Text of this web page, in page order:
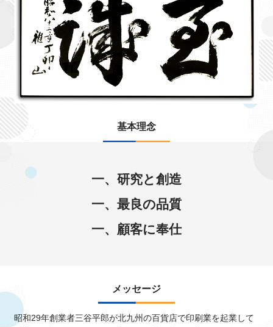
基本理念
一、研究と創造
一、最良の品質
一、顧客に奉仕
メッセージ
昭和29年創業者三谷平郎が北九州の百貨店で印刷業を起業して